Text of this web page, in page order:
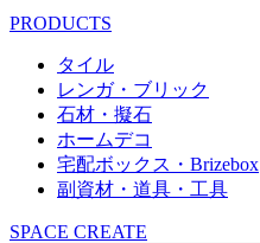
PRODUCTS
タイル
レンガ・ブリック
石材・擬石
ホームデコ
宅配ボックス・Brizebox
副資材・道具・工具
SPACE CREATE